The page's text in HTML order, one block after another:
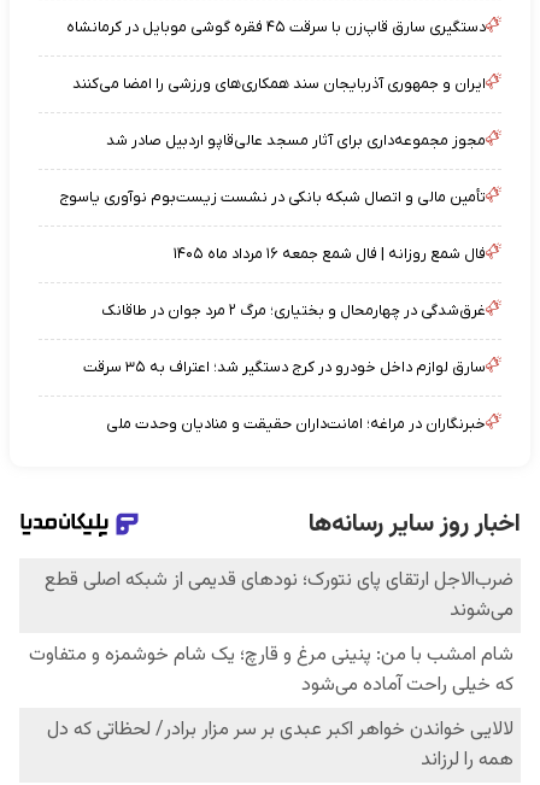
دستگیری سارق قاپ‌زن با سرقت ۴۵ فقره گوشی موبایل در کرمانشاه
ایران و جمهوری آذربایجان سند همکاری‌های ورزشی را امضا می‌کنند
مجوز مجموعه‌داری برای آثار مسجد عالی‌قاپو اردبیل صادر شد
تأمین مالی و اتصال شبکه بانکی در نشست زیست‌بوم نوآوری یاسوج
فال شمع روزانه | فال شمع جمعه ۱۶ مرداد ماه ۱۴۰۵
غرق‌شدگی در چهارمحال و بختیاری؛ مرگ ۲ مرد جوان در طاقانک
سارق لوازم داخل خودرو در کرج دستگیر شد؛ اعتراف به ۳۵ سرقت
خبرنگاران در مراغه؛ امانت‌داران حقیقت و منادیان وحدت ملی